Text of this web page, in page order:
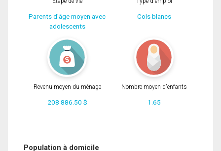
Parents d'âge moyen avec
adolescents
Cols blancs
Revenu moyen du ménage
208 886.50 $
Nombre moyen d'enfants
1.65
Population à domicile